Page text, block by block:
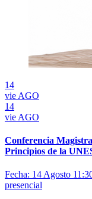
14
vie AGO
14
vie AGO
Conferencia
Principios de la
Fecha: 14 Agosto
presencial